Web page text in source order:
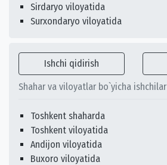
Sirdaryo viloyatida
Surxondaryo viloyatida
Ishchi qidirish
Shahar va viloyatlar bo`yicha ishchilar
Toshkent shaharda
Toshkent viloyatida
Andijon viloyatida
Buxoro viloyatida